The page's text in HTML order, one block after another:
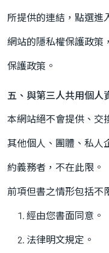
所提供的連結，點選進
網站的隱私權保護政策
保護政策。
五、與第三人共用個人
本網站絕不會提供、交
其他個人、團體、私人
約義務者，不在此限。
前項但書之情形包括不
經由您書面同意。
法律明文規定。